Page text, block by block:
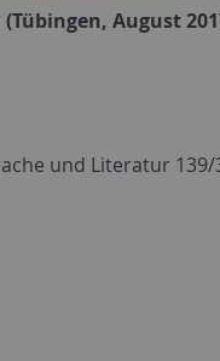
August
und Literatur 139/